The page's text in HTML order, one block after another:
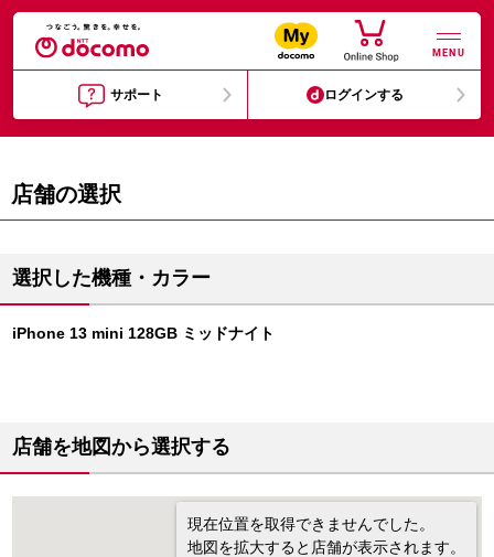
MENU
サポート ログインする
店舗の選択
選択した機種・カラー
iPhone 13 mini 128GB ミッドナイト
店舗を地図から選択する
現在位置を取得できませんでした。
地図を拡大すると店舗が表示されます。